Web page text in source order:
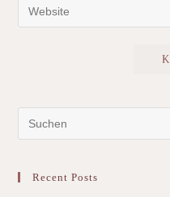
Recent Posts